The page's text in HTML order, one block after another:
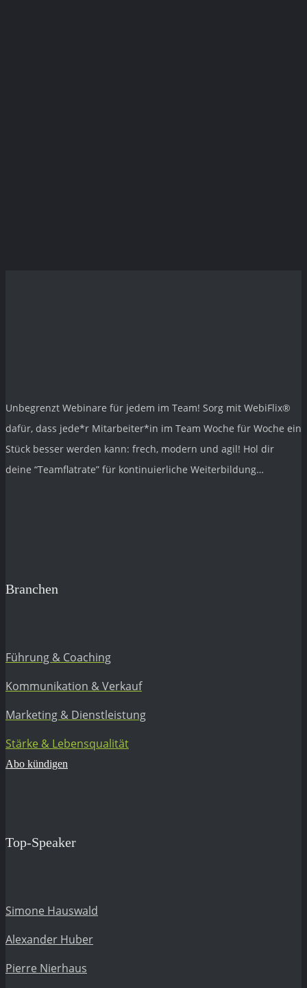
Unbegrenzt Webinare für jedem im Team! Sorg mit WebiFlix®
dafür, dass jede*r Mitarbeiter*in im Team Woche für Woche ein
Stück besser werden kann: frech, modern und agil! Hol dir
deine “Teamflatrate” für kontinuierliche Weiterbildung…
Branchen
Führung & Coaching
Kommunikation & Verkauf
Marketing & Dienstleistung
Stärke & Lebensqualität
Abo kündigen
Top-Speaker
Simone Hauswald
Alexander Huber
Pierre Nierhaus